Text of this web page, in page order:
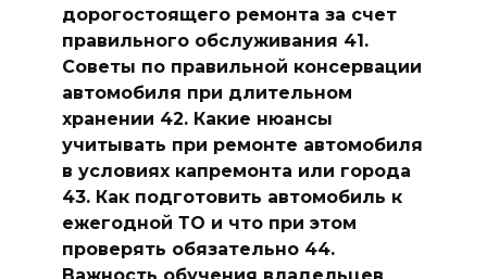
дорогостоящего ремонта за счет
правильного обслуживания 41.
Советы по правильной консервации
автомобиля при длительном
хранении 42. Какие нюансы
учитывать при ремонте автомобиля
в условиях капремонта или города
43. Как подготовить автомобиль к
ежегодной ТО и что при этом
проверять обязательно 44.
Важность обучения владельцев